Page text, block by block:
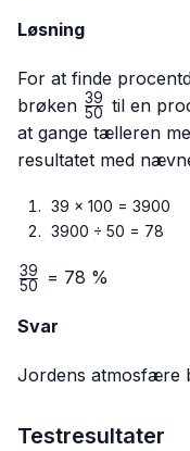
Løsning
For at finde
brøken \frac{39}
{50}
50
39 til en
at gange tælleren
resultatet med
39 × 100 = 3900
3900 ÷ 50 = 78
\frac{39}
50
39 = 78 %
Svar
Jordens atmosfære
Testresultater